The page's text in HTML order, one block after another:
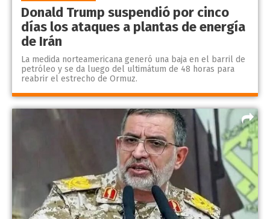
Donald Trump suspendió por cinco
días los ataques a plantas de energía
de Irán
La medida norteamericana generó una baja en el barril de
petróleo y se da luego del ultimátum de 48 horas para
reabrir el estrecho de Ormuz.